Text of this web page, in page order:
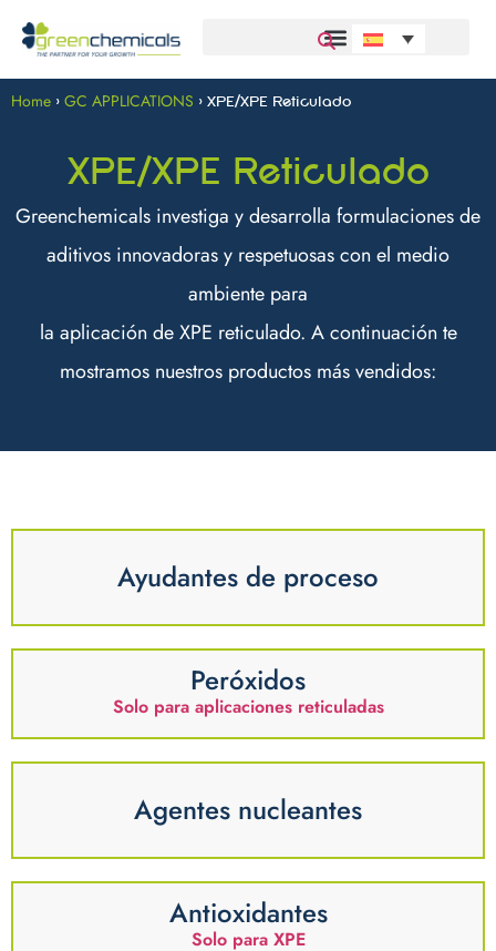
Home > GC APPLICATIONS > XPE/XPE Reticulado
XPE/XPE Reticulado
Greenchemicals investiga y desarrolla formulaciones de
aditivos innovadoras y respetuosas con el medio
ambiente para
la aplicación de XPE reticulado. A continuación te
mostramos nuestros productos más vendidos:
Ayudantes de proceso
Peróxidos
Solo para aplicaciones reticuladas
Agentes nucleantes
Antioxidantes
Solo para XPE